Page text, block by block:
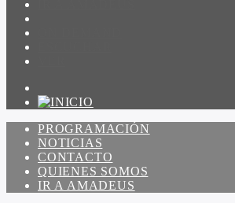
PROGRAMACIÓN
NOTICIAS
CONTACTO
QUIENES SOMOS
IR A AMADEUS